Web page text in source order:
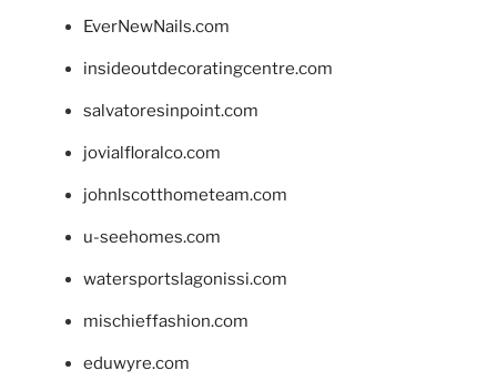
EverNewNails.com
insideoutdecoratingcentre.com
salvatoresinpoint.com
jovialfloralco.com
johnlscotthometeam.com
u-seehomes.com
watersportslagonissi.com
mischieffashion.com
eduwyre.com